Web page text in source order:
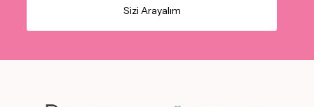
Sizi Arayalım